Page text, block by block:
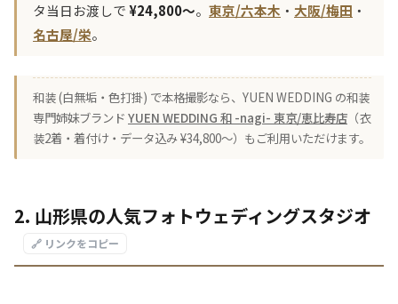
タ当日お渡しで¥24,800〜。 東京/六本木 ・ 大阪/梅田 ・
名古屋/栄。
和装 (白無垢・色打掛) で本格撮影なら、YUEN WEDDING の和装
専門姉妹ブランド YUEN WEDDING 和 -nagi- 東京/恵比寿店 （衣
装2着・着付け・データ込み ¥34,800〜）もご利用いただけます。
2. 山形県の人気フォトウェディングスタジオ
🔗 リンクをコピー